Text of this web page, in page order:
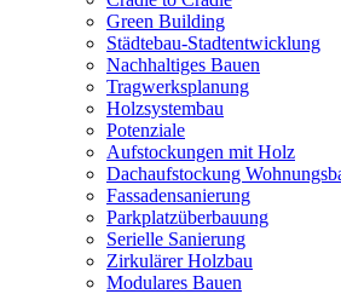
Green Building
Städtebau-Stadtentwicklung
Nachhaltiges Bauen
Tragwerksplanung
Holzsystembau
Potenziale
Aufstockungen mit Holz
Dachaufstockung
Fassadensanierung
Parkplatzüberbauung
Serielle Sanierung
Zirkulärer Holzbau
Modulares Bauen